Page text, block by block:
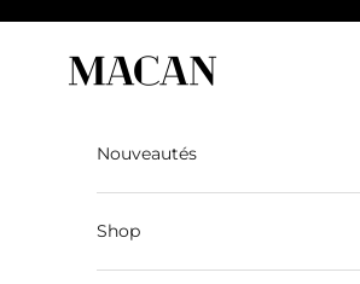
Macan Story
Nouveautés
Shop